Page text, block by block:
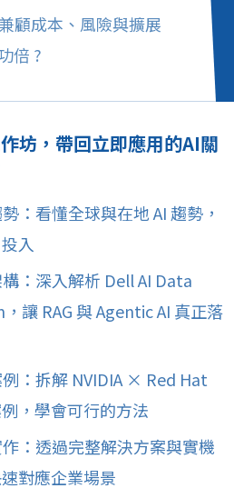
顧成本、風險與擴展
倍 ?
坊，帶回立即應用的AI關
：看懂全球與在地 AI 趨勢，
入
：深入解析 Dell AI Data
讓 RAG 與 Agentic AI 真正落
：拆解 NVIDIA × Red Hat
，學會可行的方法
：透過完整解決方案與實機
對應企業場景